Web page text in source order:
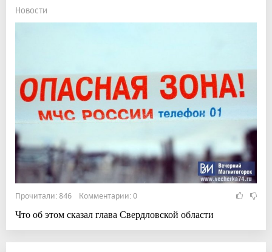
Новости
Прочитали: 846 Комментарии: 0
Что об этом сказал глава Свердловской области